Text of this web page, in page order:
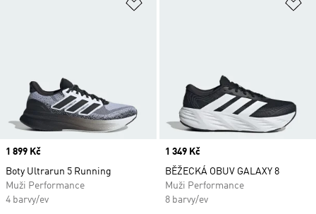
Price
1 899 Kč
Boty Ultrarun 5 Running
Muži Performance
4 barvy/ev
Price
1 349 Kč
BĚŽECKÁ OBUV GALAXY 8
Muži Performance
8 barvy/ev